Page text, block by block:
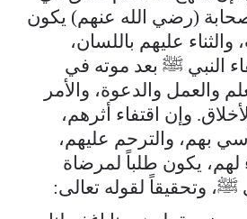
(رضي الله عنهم) يكون
عليهم باللسان،
النبي ﷺ بعد موته في
والعمل والدعوة، والأمر
وإن اقتفاء أثرهم،
بهم، والترحم عليهم،
لهم، يكون طلباً لمرضاة
ﷺ، وتحقيقاً لقوله تعالى: